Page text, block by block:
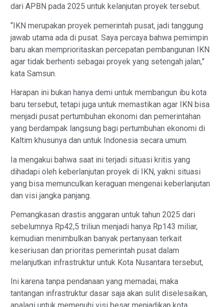
dari APBN pada 2025 untuk kelanjutan proyek tersebut.
“IKN merupakan proyek pemerintah pusat, jadi tanggung
jawab utama ada di pusat. Saya percaya bahwa pemimpin
baru akan memprioritaskan percepatan pembangunan IKN
agar tidak berhenti sebagai proyek yang setengah jalan,”
kata Samsun.
Harapan ini bukan hanya demi untuk membangun ibu kota
baru tersebut, tetapi juga untuk memastikan agar IKN bisa
menjadi pusat pertumbuhan ekonomi dan pemerintahan
yang berdampak langsung bagi pertumbuhan ekonomi di
Kaltim khusunya dan untuk Indonesia secara umum.
Ia mengakui bahwa saat ini terjadi situasi kritis yang
dihadapi oleh keberlanjutan proyek di IKN, yakni situasi
yang bisa memunculkan keraguan mengenai keberlanjutan
dan visi jangka panjang.
Pemangkasan drastis anggaran untuk tahun 2025 dari
sebelumnya Rp42,5 triliun menjadi hanya Rp143 miliar,
kemudian menimbulkan banyak pertanyaan terkait
keseriusan dan prioritas pemerintah pusat dalam
melanjutkan infrastruktur untuk Kota Nusantara tersebut,
Ini karena tanpa pendanaan yang memadai, maka
tantangan infrastruktur dasar saja akan sulit diselesaikan,